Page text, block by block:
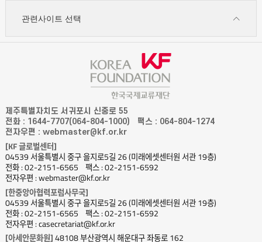
관련사이트 선택
제주특별자치도 서귀포시 신중로 55
전화 : 1644-7707(064-804-1000)
팩스 : 064-804-1274
전자우편 : webmaster@kf.or.kr
[KF 글로벌센터]
04539 서울특별시 중구 을지로5길 26 (미래에셋센터원 서관 19층)
전화 : 02-2151-6565
팩스 : 02-2151-6592
전자우편 : webmaster@kf.or.kr
[한중앙아협력포럼사무국]
04539 서울특별시 중구 을지로5길 26 (미래에셋센터원 서관 19층)
전화 : 02-2151-6565
팩스 : 02-2151-6592
전자우편 : casecretariat@kf.or.kr
[아세안문화원] 48108 부산광역시 해운대구 좌동로 162